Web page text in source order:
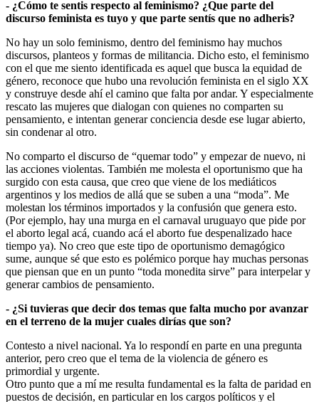
- ¿Cómo te sentis respecto al feminismo? ¿Que parte del
discurso feminista es tuyo y que parte sentís que no adheris?
No hay un solo feminismo, dentro del feminismo hay muchos
discursos, planteos y formas de militancia. Dicho esto, el feminismo
con el que me siento identificada es aquel que busca la equidad de
género, reconoce que hubo una revolución feminista en el siglo XX
y construye desde ahí el camino que falta por andar. Y especialmente
rescato las mujeres que dialogan con quienes no comparten su
pensamiento, e intentan generar conciencia desde ese lugar abierto,
sin condenar al otro.
No comparto el discurso de “quemar todo” y empezar de nuevo, ni
las acciones violentas. También me molesta el oportunismo que ha
surgido con esta causa, que creo que viene de los mediáticos
argentinos y los medios de allá que se suben a una “moda”. Me
molestan los términos importados y la confusión que genera esto.
(Por ejemplo, hay una murga en el carnaval uruguayo que pide por
el aborto legal acá, cuando acá el aborto fue despenalizado hace
tiempo ya). No creo que este tipo de oportunismo demagógico
sume, aunque sé que esto es polémico porque hay muchas personas
que piensan que en un punto “toda monedita sirve” para interpelar y
generar cambios de pensamiento.
- ¿Si tuvieras que decir dos temas que falta mucho por avanzar
en el terreno de la mujer cuales dirías que son?
Contesto a nivel nacional. Ya lo respondí en parte en una pregunta
anterior, pero creo que el tema de la violencia de género es
primordial y urgente.
Otro punto que a mí me resulta fundamental es la falta de paridad en
puestos de decisión, en particular en los cargos políticos y el